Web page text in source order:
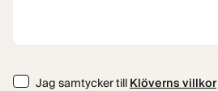
ConsentJag samtycker till Klöverns villkor